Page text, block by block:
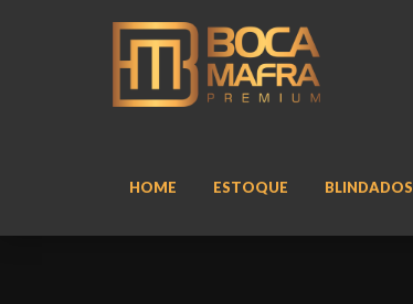
HOME ESTOQUE BLINDADOS